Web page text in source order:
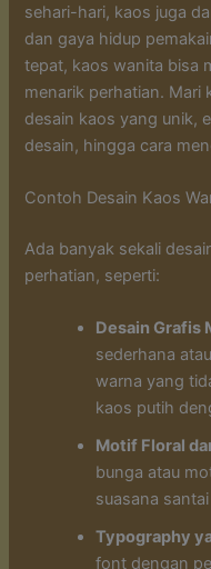
sehari-hari, kaos juga
dan gaya hidup
tepat, kaos wanita bisa
menarik perhatian. Mari
desain kaos yang unik,
desain, hingga cara
Contoh Desain Kaos
Ada banyak sekali
perhatian, seperti:
Desain Grafis
sederhana
warna yang
kaos putih
Motif Floral
bunga atau
suasana
Typography
font dengan